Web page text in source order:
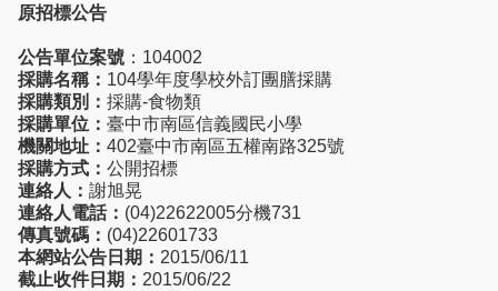
原招標公告
公告單位案號 ：104002
採購名稱： 104學年度學校外訂團膳採購
採購類別： 採購-食物類
採購單位： 臺中市南區信義國民小學
機關地址： 402臺中市南區五權南路325號
採購方式： 公開招標
連絡人： 謝旭晃
連絡人電話： (04)22622005分機731
傳真號碼： (04)22601733
本網站公告日期： 2015/06/11
截止收件日期： 2015/06/22